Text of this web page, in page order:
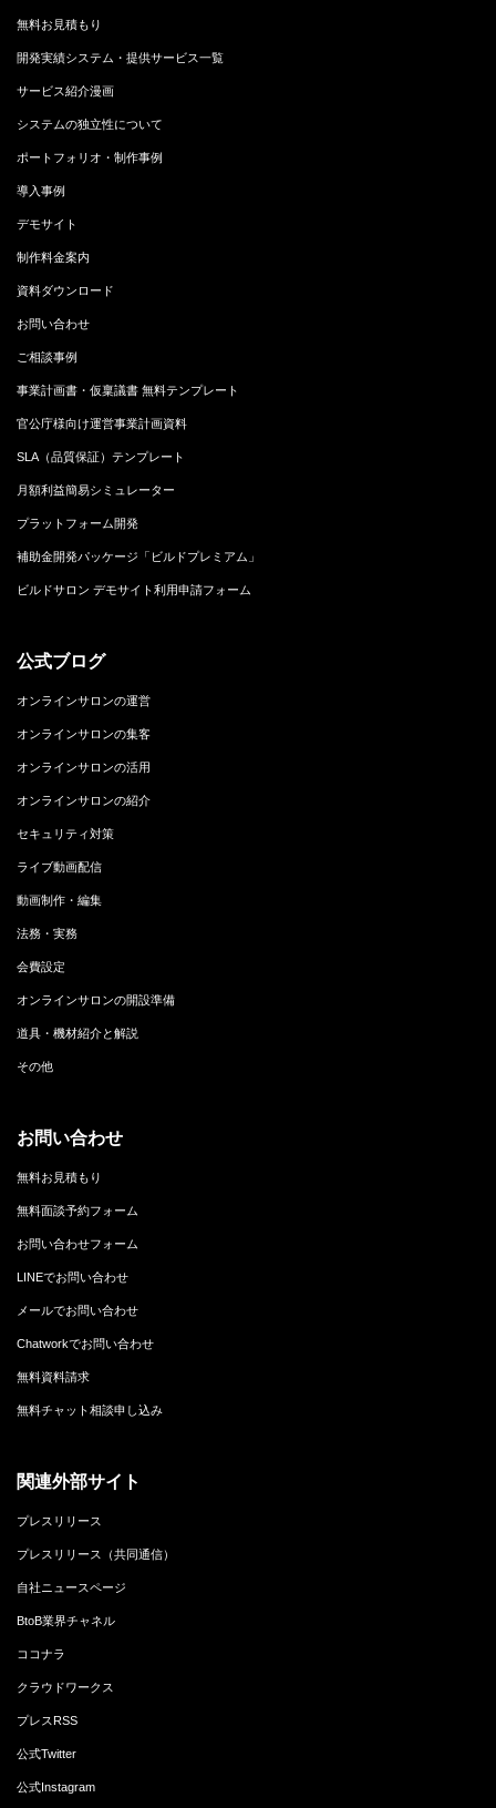
無料お見積もり
開発実績システム・提供サービス一覧
サービス紹介漫画
システムの独立性について
ポートフォリオ・制作事例
導入事例
デモサイト
制作料金案内
資料ダウンロード
お問い合わせ
ご相談事例
事業計画書・仮稟議書 無料テンプレート
官公庁様向け運営事業計画資料
SLA（品質保証）テンプレート
月額利益簡易シミュレーター
プラットフォーム開発
補助金開発パッケージ「ビルドプレミアム」
ビルドサロン デモサイト利用申請フォーム
公式ブログ
オンラインサロンの運営
オンラインサロンの集客
オンラインサロンの活用
オンラインサロンの紹介
セキュリティ対策
ライブ動画配信
動画制作・編集
法務・実務
会費設定
オンラインサロンの開設準備
道具・機材紹介と解説
その他
お問い合わせ
無料お見積もり
無料面談予約フォーム
お問い合わせフォーム
LINEでお問い合わせ
メールでお問い合わせ
Chatworkでお問い合わせ
無料資料請求
無料チャット相談申し込み
関連外部サイト
プレスリリース
プレスリリース（共同通信）
自社ニュースページ
BtoB業界チャネル
ココナラ
クラウドワークス
プレスRSS
公式Twitter
公式Instagram